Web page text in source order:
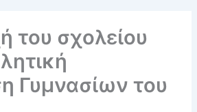
του σχολείου
Γυμνασίων του